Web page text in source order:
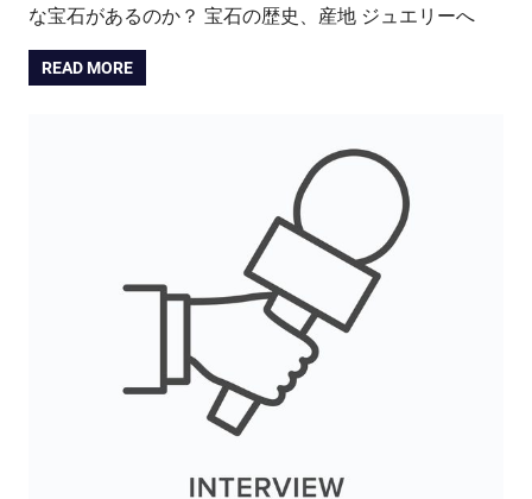
な宝石があるのか？ 宝石の歴史、産地 ジュエリーへ
READ MORE